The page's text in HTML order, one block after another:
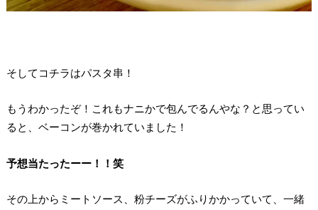
そしてコチラはパスタ串！
もうわかったぞ！これもナニかで包んでるんやな？と思ってい
ると、ベーコンが巻かれていました！
予想当たったーー！！笑
その上からミートソース、粉チーズがふりかかっていて、一緒